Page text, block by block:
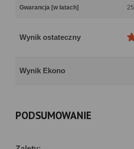
Gwarancja [w latach] 25
Wynik ostateczny
Wynik Ekono
PODSUMOWANIE